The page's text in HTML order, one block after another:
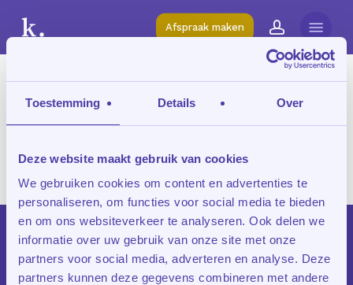
Toestemming Details Over
Deze website maakt gebruik van cookies
We gebruiken cookies om content en advertenties te
personaliseren, om functies voor social media te bieden
en om ons websiteverkeer te analyseren. Ook delen we
informatie over uw gebruik van onze site met onze
partners voor social media, adverteren en analyse. Deze
partners kunnen deze gegevens combineren met andere
main
content
Afspraak maken
account
Tag
middelbare school
begeleiding